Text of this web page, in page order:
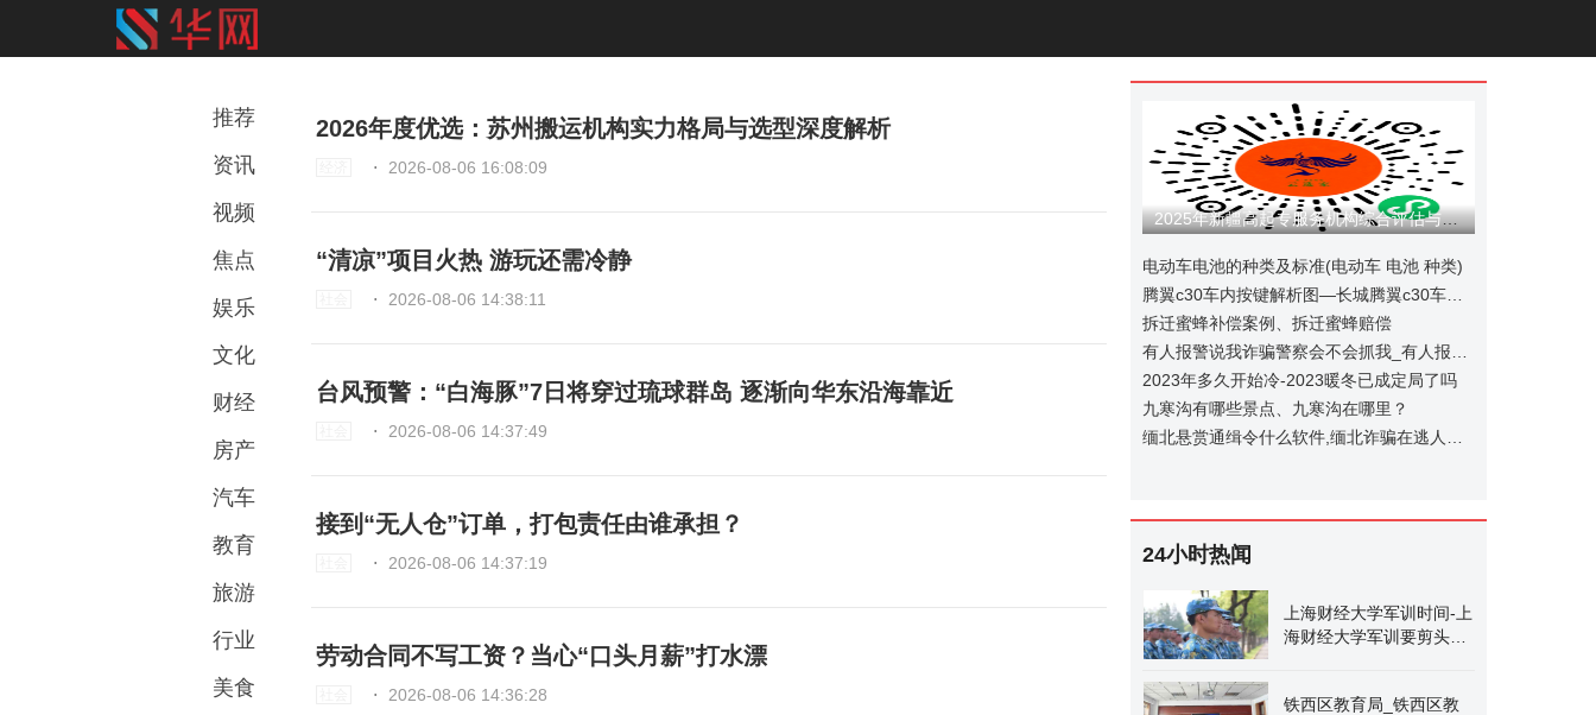
推荐
资讯
视频
焦点
娱乐
文化
财经
房产
汽车
教育
旅游
行业
美食
2026年度优选：苏州搬运机构实力格局与选型深度解析
⋅ 2026-08-06 16:08:09
“清凉”项目火热 游玩还需冷静
⋅ 2026-08-06 14:38:11
台风预警：“白海豚”7日将穿过琉球群岛 逐渐向华东沿海靠近
⋅ 2026-08-06 14:37:49
接到“无人仓”订单，打包责任由谁承担？
⋅ 2026-08-06 14:37:19
劳动合同不写工资？当心“口头月薪”打水漂
⋅ 2026-08-06 14:36:28
2025年新疆高起专服务机构综合评估与选择指南
电动车电池的种类及标准(电动车 电池 种类)
拆迁蜜蜂补偿案例、拆迁蜜蜂赔偿
2023年多久开始冷-2023暖冬已成定局了吗
九寒沟有哪些景点、九寒沟在哪里？
24小时热闻
上海财经大学军训时间-上
海财经大学军训要剪头发
铁西区教育局_铁西区教